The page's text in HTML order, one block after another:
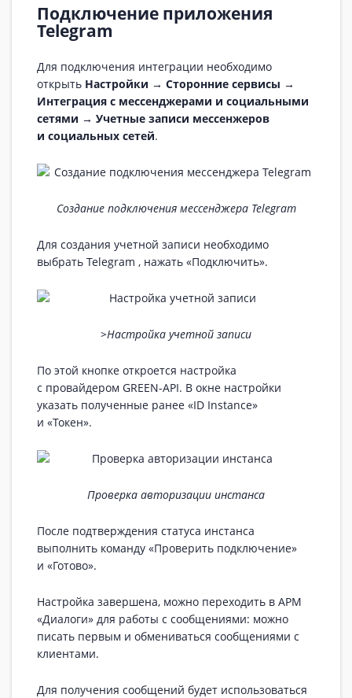
Подключение приложения
Telegram
Для подключения интеграции необходимо
открыть Настройки → Сторонние сервисы →
Интеграция с мессенджерами и социальными
сетями → Учетные записи мессенжеров
и социальных сетей.
Создание подключения мессенджера Telegram
Для создания учетной записи необходимо
выбрать Telegram , нажать «Подключить».
>Настройка учетной записи
По этой кнопке откроется настройка
с провайдером GREEN-API. В окне настройки
указать полученные ранее «ID Instance»
и «Токен».
Проверка авторизации инстанса
После подтверждения статуса инстанса
выполнить команду «Проверить подключение»
и «Готово».
Настройка завершена, можно переходить в АРМ
«Диалоги» для работы с сообщениями: можно
писать первым и обмениваться сообщениями с
клиентами.
Для получения сообщений будет использоваться